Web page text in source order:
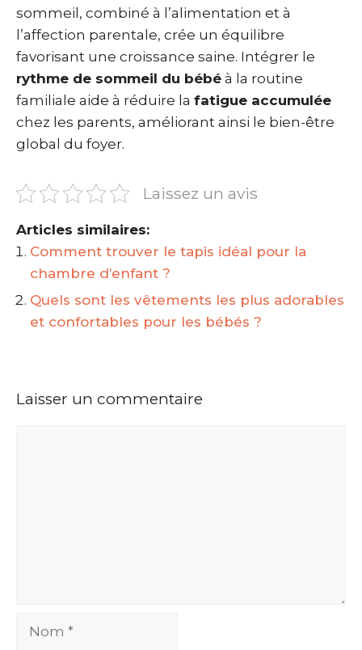
sommeil, combiné à l’alimentation et à
l’affection parentale, crée un équilibre
favorisant une croissance saine. Intégrer le
rythme de sommeil du bébé à la routine
familiale aide à réduire la fatigue accumulée
chez les parents, améliorant ainsi le bien-être
global du foyer.
Laissez un avis
Articles similaires:
Comment trouver le tapis idéal pour la
chambre d’enfant ?
Quels sont les vêtements les plus adorables
et confortables pour les bébés ?
Laisser un commentaire